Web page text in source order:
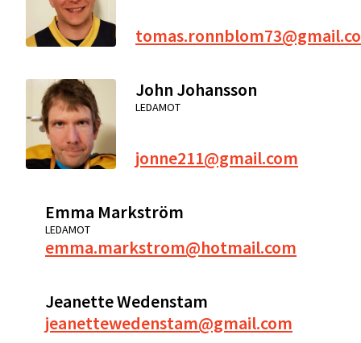
John Johansson
LEDAMOT
jonne211@gmail.com
Emma Markström
LEDAMOT
emma.markstrom@hotmail.com
Jeanette Wedenstam
jeanettewedenstam@gmail.com